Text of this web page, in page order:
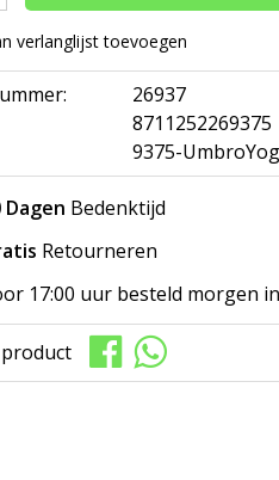
verlanglijst toevoegen
26937
8711252269375
9375-
Dagen Bedenktijd
Retourneren
17:00 uur besteld morgen